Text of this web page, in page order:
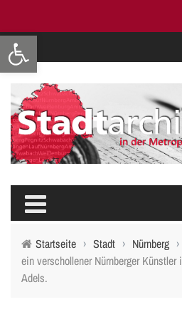
Werkzeugleiste öffnen
Startseite › Stadt › Nürnberg ›
ein verschollener Nürnberger
Adels.